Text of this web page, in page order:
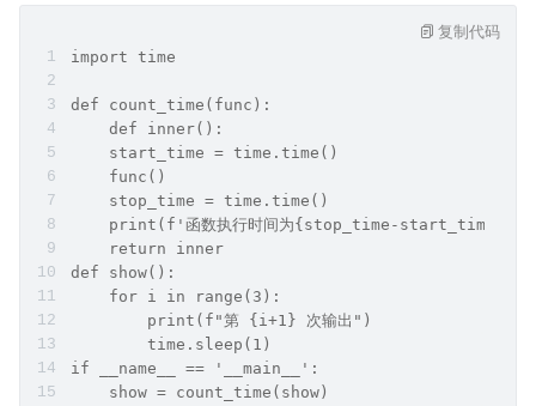
import time
def count_time(func):
    def inner():
    start_time = time.time()
    func()
    stop_time = time.time()
print(f'函数执行时间为{stop_time-
    return inner
def show():
    for i in range(3):
        print(f"第 {i+1} 次输出")
        time.sleep(1)
if __name__ == '__main__':
    show = count_time(show)
复制代码